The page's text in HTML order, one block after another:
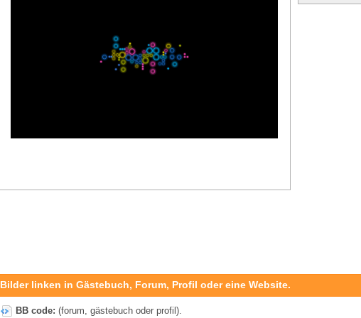
Bilder linken in Gästebuch, Forum, Profil oder eine Website.
BB code: (forum, gästebuch oder profil).